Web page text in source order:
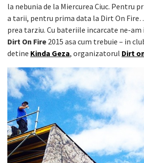
la nebunia de la Miercurea Ciuc. Pentru
a tarii, pentru prima data la Dirt On
prea tarziu. Cu bateriile incarcate ne-
Dirt On Fire 2015 asa cum trebuie – in
detine Kinda Geza, organizatorul Dirt